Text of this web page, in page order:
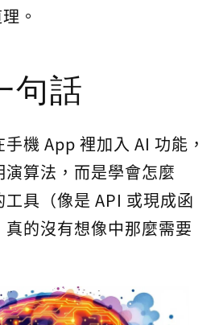
。
句話
機 App 裡加入 AI 功能，
算法，而是學會怎麼
工具（像是 API 或現成函
的沒有想像中那麼需要